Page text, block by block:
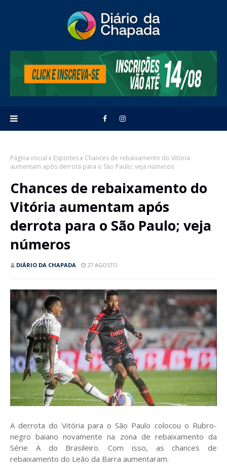
Página inicial Esportes
Chances de rebaixamento do Vitória
aumentam após derrota para o São Paulo; veja números
Chances de rebaixamento do
Vitória aumentam após
derrota para o São Paulo; veja
números
DIÁRIO DA CHAPADA 27 AGOSTO
A derrota do Vitória para o São Paulo colocou o Rubro-
negro baiano novamente na zona de rebaixamento da
Série A do Brasileiro. Com isso, as chances de
rebaixamento do Leão da Barra aumentaram.